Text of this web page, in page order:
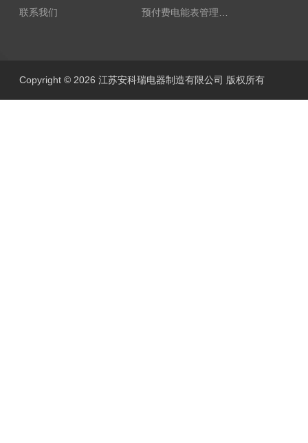
联系我们
Copyright © 2026 江苏安科瑞电器制造有限公司 版权所有